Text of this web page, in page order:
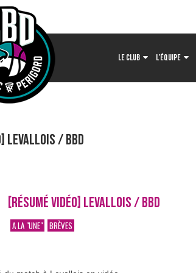
LE CLUB L’ÉQUIPE
Levallois / BBD
[RÉSUMÉ VIDÉO] LEVALLOIS / BBD
A LA "UNE" BRÈVES